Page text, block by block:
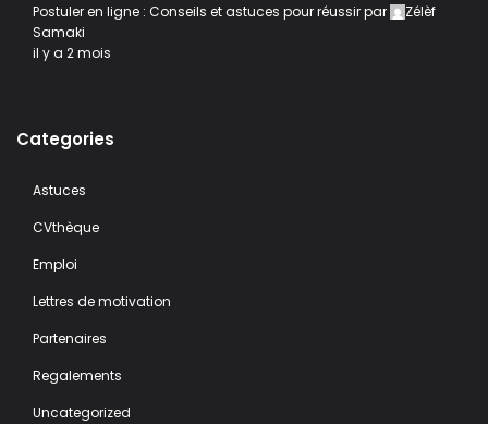
Postuler en ligne : Conseils et astuces pour réussirpar
Zélèf
Samaki
il y a 2 mois
Categories
Astuces
CVthèque
Emploi
Lettres de motivation
Partenaires
Regalements
Uncategorized